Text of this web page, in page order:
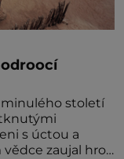
století
s úctou a
zaujal hrob